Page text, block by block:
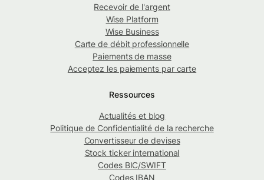
Recevoir de l'argent
Wise Platform
Wise Business
Carte de débit professionnelle
Paiements de masse
Acceptez les paiements par carte
Ressources
Actualités et blog
Politique de Confidentialité de la recherche
Convertisseur de devises
Stock ticker international
Codes BIC/SWIFT
Codes IBAN